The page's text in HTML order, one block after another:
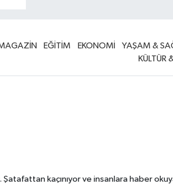
EĞİTİM EKONOMİ YAŞAM &
KÜLTÜR
kaçınıyor ve insanlara haber